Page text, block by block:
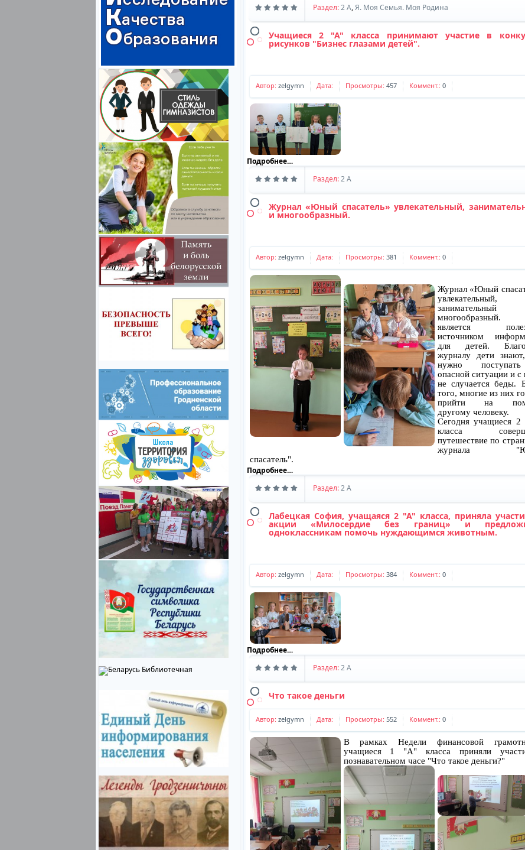
Раздел:2 A,Я. Моя Семья. Моя Родина
Учащиеся 2 "А" класса принимают участие в
рисунков "Бизнес глазами детей".
Автор: zelgymn Дата: Просмотры: 457 Коммент.: 0
Подробнее…
Раздел:2 A
Журнал «Юный спасатель» увлекательный,
и многообразный.
Автор: zelgymn Дата: Просмотры: 381 Коммент.: 0
Журнал «Юный
увлекательный,
является
источником
для детей.
журналу дети
нужно
опасной ситуации и с
не случается беды.
того, многие из них
прийти на
другому человеку.
Сегодня учащиеся
класса
путешествие по
журнала
спасатель".
Подробнее…
Раздел:2 A
Лабецкая София, учащаяся 2 "А" класса, приняла
акции «Милосердие без границ» и
одноклассникам помочь нуждающимся животным.
Автор: zelgymn Дата: Просмотры: 384 Коммент.: 0
Подробнее…
Раздел:2 A
Что такое деньги
Автор: zelgymn Дата: Просмотры: 552 Коммент.: 0
В рамках Недели финансовой
учащиеся 1 "А" класса приняли
познавательном часе "Что такое деньги?"